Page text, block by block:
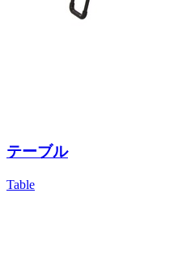
テーブル
Table